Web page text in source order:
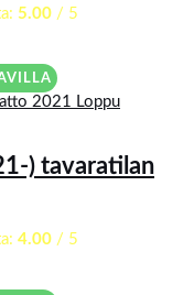
5.00 / 5
Loppu
) tavaratilan
4.00 / 5